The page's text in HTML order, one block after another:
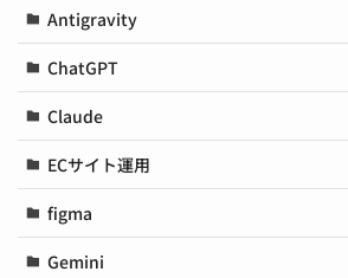
Antigravity
ChatGPT
Claude
ECサイト運用
figma
Gemini